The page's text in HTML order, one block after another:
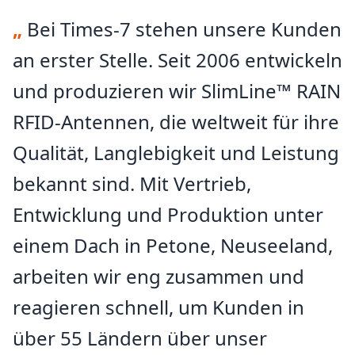
Leistung jeder Antenne, die wir ausliefern.
Innovativ
Innovation treibt unser Wachstum voran. Unsere
Design- und Produktionsstruktur in Verbindung mit
unserem Standort in Neuseeland verschafft uns einen
einzigartigen Blickwinkel, um globale Trends zu
beobachten und mit frischen, effektiven Lösungen zu
reagieren, die auf die Bedürfnisse unserer Kunden
zugeschnitten sind.
Respekt
Wir schätzen jeden Einzelnen und sorgen dafür, dass
Respekt in allem, was wir tun, verankert ist. Dieser
Grundsatz prägt unsere Kultur, fördert ein integratives
Umfeld und begünstigt vielfältige Perspektiven und
eine starke Zusammenarbeit.
Nachhaltig
Wir denken langfristig – finanziell, sozial und
„ Bei Times-7 stehen unsere Kunden
an erster Stelle. Seit 2006 entwickeln
und produzieren wir SlimLine™ RAIN
RFID-Antennen, die weltweit für ihre
Qualität, Langlebigkeit und Leistung
bekannt sind. Mit Vertrieb,
Entwicklung und Produktion unter
einem Dach in Petone, Neuseeland,
arbeiten wir eng zusammen und
reagieren schnell, um Kunden in
über 55 Ländern über unser